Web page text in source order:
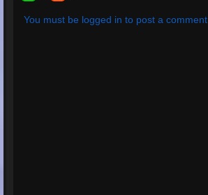
You must be logged in to post a comment